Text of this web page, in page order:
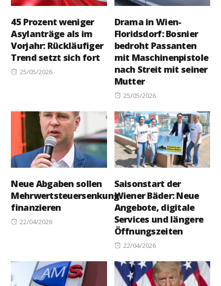
45 Prozent weniger
Asylanträge als im
Vorjahr: Rückläufiger
Trend setzt sich fort
Posted
25/05/2026
Drama in Wien-
Floridsdorf: Bosnier
bedroht Passanten
mit Maschinenpistole
nach Streit mit seiner
Mutter
Posted
25/05/2026
Neue Abgaben sollen
Mehrwertsteuersenkung
finanzieren
Posted
22/04/2026
Saisonstart der
Wiener Bäder: Neue
Angebote, digitale
Services und längere
Öffnungszeiten
Posted
22/04/2026